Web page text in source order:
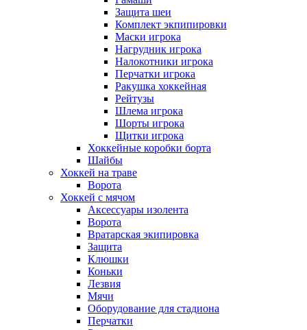
Защита шеи
Комплект экпипировки
Маски игрока
Нагрудник игрока
Налокотники игрока
Перчатки игрока
Ракушка хоккейная
Рейтузы
Шлема игрока
Шорты игрока
Щитки игрока
Хоккейные коробки борта
Шайбы
Хоккей на траве
Ворота
Хоккей с мячом
Аксессуары изолента
Ворота
Вратарская экипировка
Защита
Клюшки
Коньки
Лезвия
Мячи
Оборудование для стадиона
Перчатки